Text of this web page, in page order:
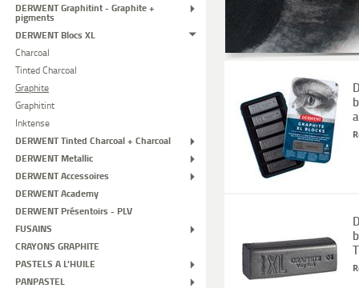
DERWENT Graphitint - Graphite +
pigments
DERWENT Blocs XL
Charcoal
Tinted Charcoal
Graphite
Graphitint
Inktense
DERWENT Tinted Charcoal + Charcoal
DERWENT Metallic
DERWENT Accessoires
DERWENT Academy
DERWENT Présentoirs - PLV
FUSAINS
CRAYONS GRAPHITE
PASTELS A L'HUILE
PANPASTEL